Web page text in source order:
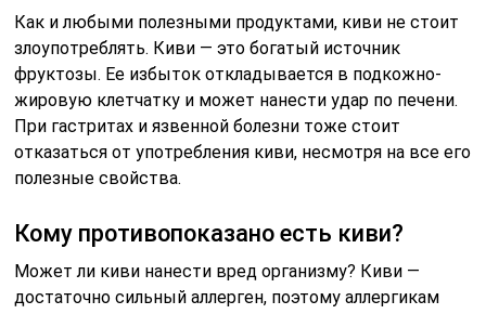
Как и любыми полезными продуктами, киви не стоит
злоупотреблять. Киви — это богатый источник
фруктозы. Ее избыток откладывается в подкожно-
жировую клетчатку и может нанести удар по печени.
При гастритах и язвенной болезни тоже стоит
отказаться от употребления киви, несмотря на все его
полезные свойства.
Кому противопоказано есть киви?
Может ли киви нанести вред организму? Киви —
достаточно сильный аллерген, поэтому аллергикам